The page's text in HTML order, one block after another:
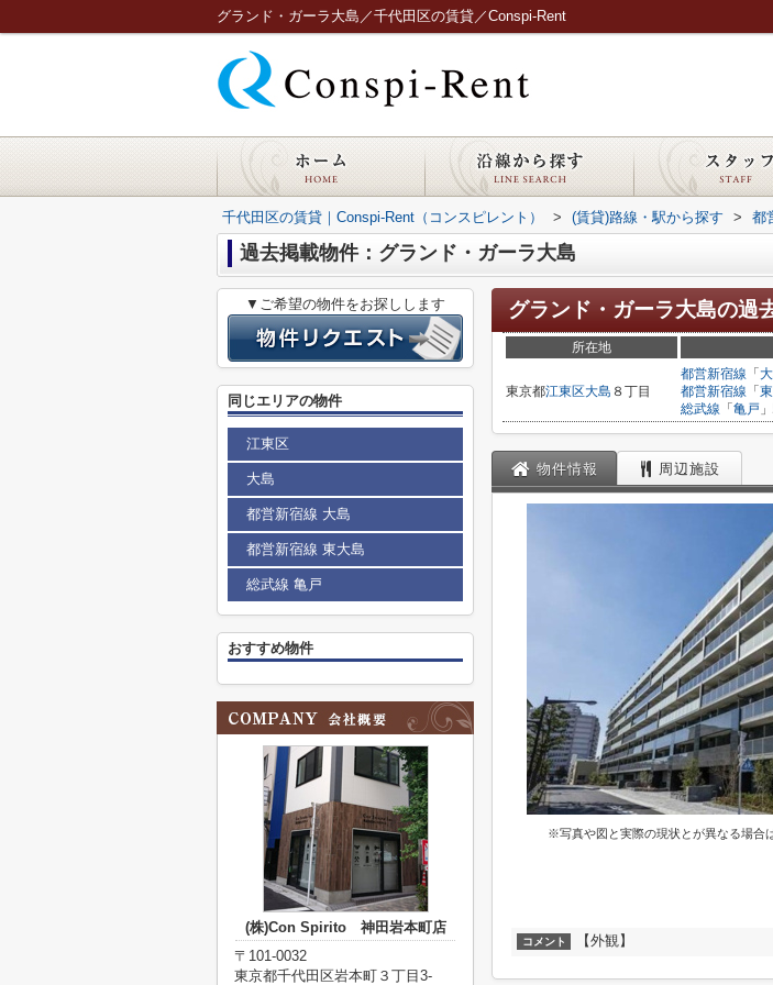
グランド・ガーラ大島／千代田区の賃貸／Conspi-Rent
千代田区の賃貸｜Conspi-Rent（コンスピレント） > (賃貸)路線・駅から探す > 都
過去掲載物件：グランド・ガーラ大島
グランド・ガーラ大島の過
所在地
東京都江東区大島 ８丁目
都営新宿線 「
都営新宿線 「
総武線 「 亀戸
物件情報 周辺施設
※写真や図と実際の現状とが異なる場合
コメント 【外観】
▼ご希望の物件をお探しします
同じエリアの物件
江東区
大島
都営新宿線 大島
都営新宿線 東大島
総武線 亀戸
おすすめ物件
(株)Con Spirito 神田岩本町店
〒101-0032
東京都千代田区岩本町３丁目3-